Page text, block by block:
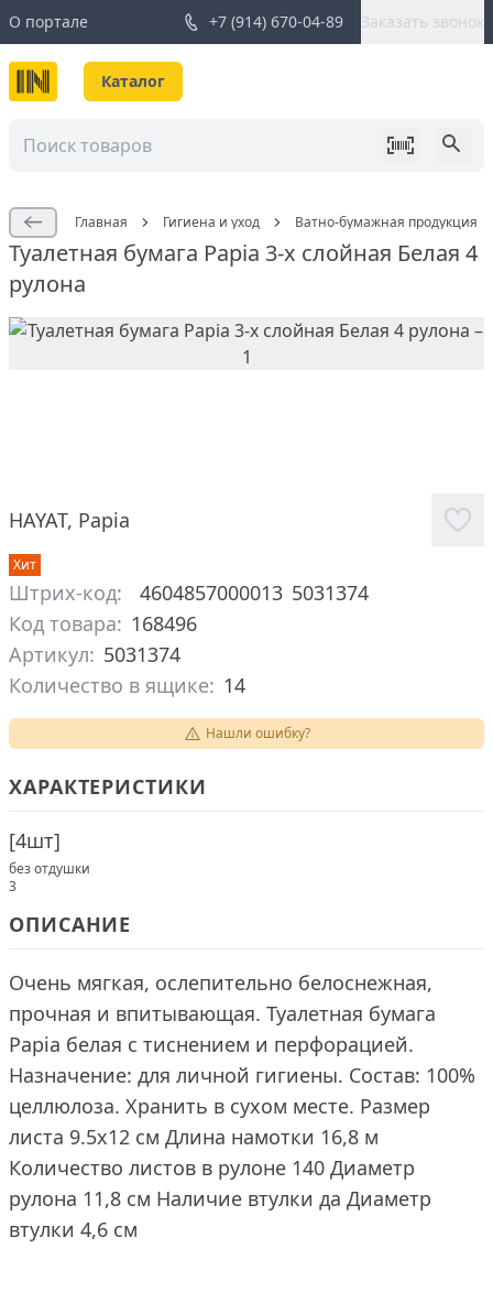
О портале +7 (914) 670-04-89 Заказать звонок
Каталог
Главная Гигиена и уход Ватно-бумажная продукция
Туалетная бумага Papia 3-х слойная Белая 4
рулона
HAYAT, Papia
Хит
Штрих-код: 4604857000013 5031374
Код товара: 168496
Артикул: 5031374
Количество в ящике: 14
Нашли ошибку?
ХАРАКТЕРИСТИКИ
[4шт]
без отдушки
3
ОПИСАНИЕ
Очень мягкая, ослепительно белоснежная,
прочная и впитывающая. Туалетная бумага
Papia белая с тиснением и перфорацией.
Назначение: для личной гигиены. Состав: 100%
целлюлоза. Хранить в сухом месте. Размер
листа 9.5x12 см Длина намотки 16,8 м
Количество листов в рулоне 140 Диаметр
рулона 11,8 см Наличие втулки да Диаметр
втулки 4,6 см